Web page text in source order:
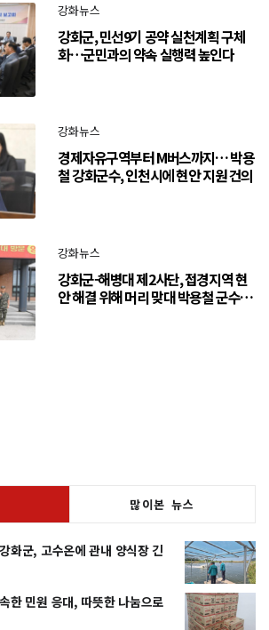
강화뉴스
강화군, 민선9기 공약 실천계획 구체
화…군민과의 약속 실행력 높인다
강화뉴스
경제자유구역부터 M버스까지… 박용
철 강화군수, 인천시에 현안 지원 건의
강화뉴스
강화군-해병대 제2사단, 접경지역 현
안 해결 위해 머리 맞대 박용철 군수
많이본 뉴스
화군, 고수온에 관내 양식장 긴
한 민원 응대, 따뜻한 나눔으로